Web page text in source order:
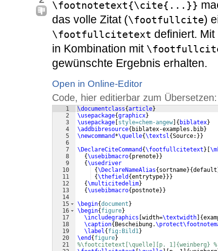
\footnotetext{\cite{...}}
das volle Zitat (\footfullcite)
\footfullcitetext definiert.
in Kombination mit
gewünschte Ergebnis erhalten.
Open in Online-Editor
Code, hier editierbar zum Übersetzen:
1
2
3
4
5
6
7
8
9
10
11
12
13
14
15
16
17
18
19
20
21
\documentclass{article}
\usepackage{graphicx}
\usepackage style=chem-angew { biblatex}
\addbibresource{ biblatex-examples.bib}
\newcommand *\quelle{\textsl{Source: }}
\DeclareCiteCommand {\footfullcitetext }
{\usebibmacro{ prenote}}
{\usedriver
{\DeclareNameAlias{ sortname}{default
{\thefield {entrytype}}}
{\multicitedelim}
{\usebibmacro{ postnote}}
\begin{document }
\begin{ figure}
\includegraphics width=\textwidth {
\caption{ Bescheibung.
\label{ fig:Bild1}
\end { figure}
%\footcitetext[\quelle][p. 1]{weinberg}